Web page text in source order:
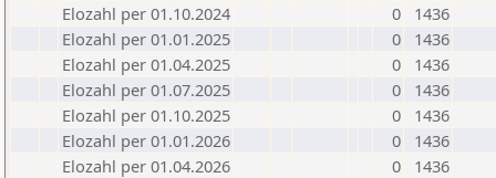
Elozahl per 01.10.2024
0
1436
Elozahl per 01.01.2025
0
1436
Elozahl per 01.04.2025
0
1436
Elozahl per 01.07.2025
0
1436
Elozahl per 01.10.2025
0
1436
Elozahl per 01.01.2026
0
1436
Elozahl per 01.04.2026
0
1436